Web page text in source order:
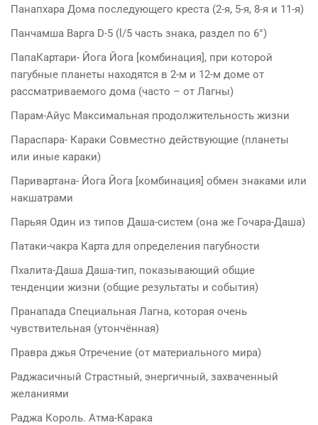
Панапхара Дома последующего креста (2-я, 5-я, 8-я и 11-я)
Панчамша Варга D-5 (l/5 часть знака, раздел по 6°)
ПапаКартари- Йога Йога [комбинация], при которой
пагубные планеты находятся в 2-м и 12-м доме от
рассматриваемого дома (часто – от Лагны)
Парам-Айус Максимальная продолжительность жизни
Параспара- Караки Совместно действующие (планеты
или иные караки)
Паривартана- Йога Йога [комбинация] обмен знаками или
накшатрами
Парьяя Один из типов Даша-систем (она же Гочара-Даша)
Патаки-чакра Карта для определения пагубности
Пхалита-Даша Даша-тип, показывающий общие
тенденции жизни (общие результаты и события)
Пранапада Специальная Лагна, которая очень
чувствительная (утончённая)
Правра джья Отречение (от материального мира)
Раджасичный Страстный, энергичный, захваченный
желаниями
Раджа Король. Атма-Карака